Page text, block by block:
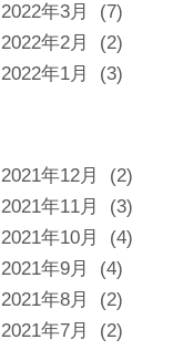
2022年3月 (7)
2022年2月 (2)
2022年1月 (3)
2021年12月 (2)
2021年11月 (3)
2021年10月 (4)
2021年9月 (4)
2021年8月 (2)
2021年7月 (2)